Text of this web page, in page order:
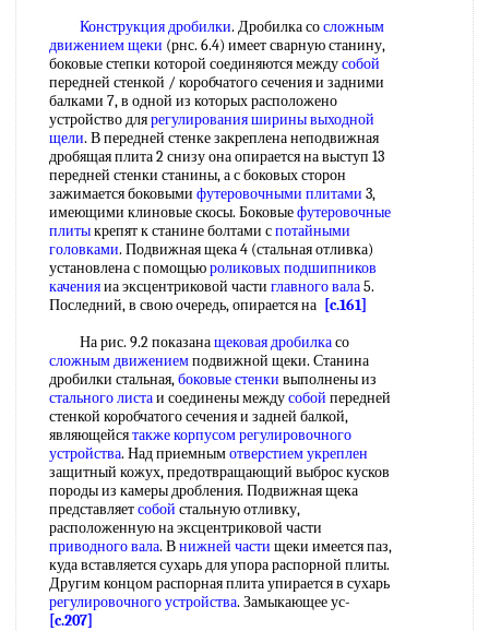
Конструкция дробилки. Дробилка сосложным
движением щеки (рнс. 6.4) имеет сварную станину,
боковые степки которой соединяются междусобой
передней стенкой / коробчатого сечения и задними
балками 7, в одной из которых расположено
устройство длярегулирования ширинывыходной
щели. В передней стенке закреплена неподвижная
дробящая плита 2 снизу она опирается на выступ 13
передней стенки станины, а с боковых сторон
зажимается боковыми футеровочными плитами 3,
имеющими клиновые скосы. Боковыефутеровочные
плитыкрепят к станине болтами спотайными
головками. Подвижная щека 4 (стальная отливка)
установлена с помощьюроликовых подшипников
каченияиа эксцентриковой части главного вала5.
Последний, в свою очередь, опирается на [c.161]
На рис. 9.2 показанащековая дробилкасо
сложным движениемподвижной щеки. Станина
дробилки стальная,боковые стенки выполнены из
стального листаи соединены междусобой передней
стенкой коробчатого сечения и задней балкой,
являющейсятакже корпусомрегулировочного
устройства. Над приемнымотверстием укреплен
защитный кожух, предотвращающий выброс кусков
породы из камеры дробления. Подвижная щека
представляетсобой стальную отливку,
расположенную на эксцентриковой части
приводного вала. Внижней части щеки имеется паз,
куда вставляется сухарь для упора распорной плиты.
Другим концом распорная плита упирается в сухарь
регулировочного устройства. Замыкающее ус-
[c.207]